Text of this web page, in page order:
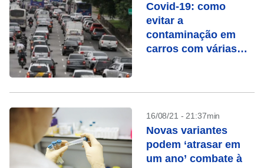
Covid-19: como
evitar a
contaminação em
carros com várias
16/08/21 - 21:37min
Novas variantes
podem ‘atrasar em
um ano’ combate à